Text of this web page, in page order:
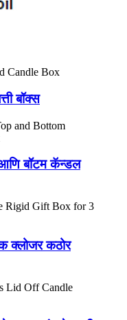
बॉक्स
आणि बॉटम कॅन्डल
क्लोजर कठोर